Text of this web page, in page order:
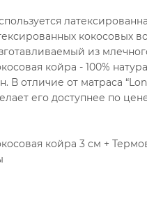
кокосовых
из
койра - 100%
отличие от матраса
его доступнее по
койра 3 см +